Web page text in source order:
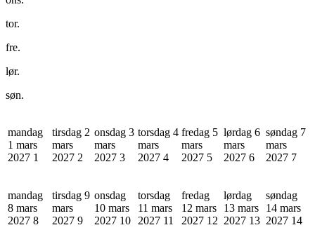
tor.
fre.
lør.
søn.
mandag
1 mars
2027 1
tirsdag 2
mars
2027 2
onsdag 3
mars
2027 3
torsdag 4
mars
2027 4
fredag 5
mars
2027 5
lørdag 6
mars
2027 6
søndag 7
mars
2027 7
mandag
8 mars
2027 8
tirsdag 9
mars
2027 9
onsdag
10 mars
2027 10
torsdag
11 mars
2027 11
fredag
12 mars
2027 12
lørdag
13 mars
2027 13
søndag
14 mars
2027 14